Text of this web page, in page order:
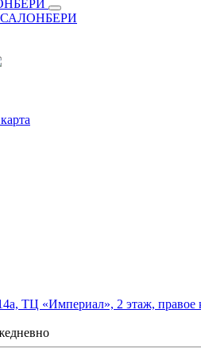
ТЦ «Империал», 2 этаж, правое